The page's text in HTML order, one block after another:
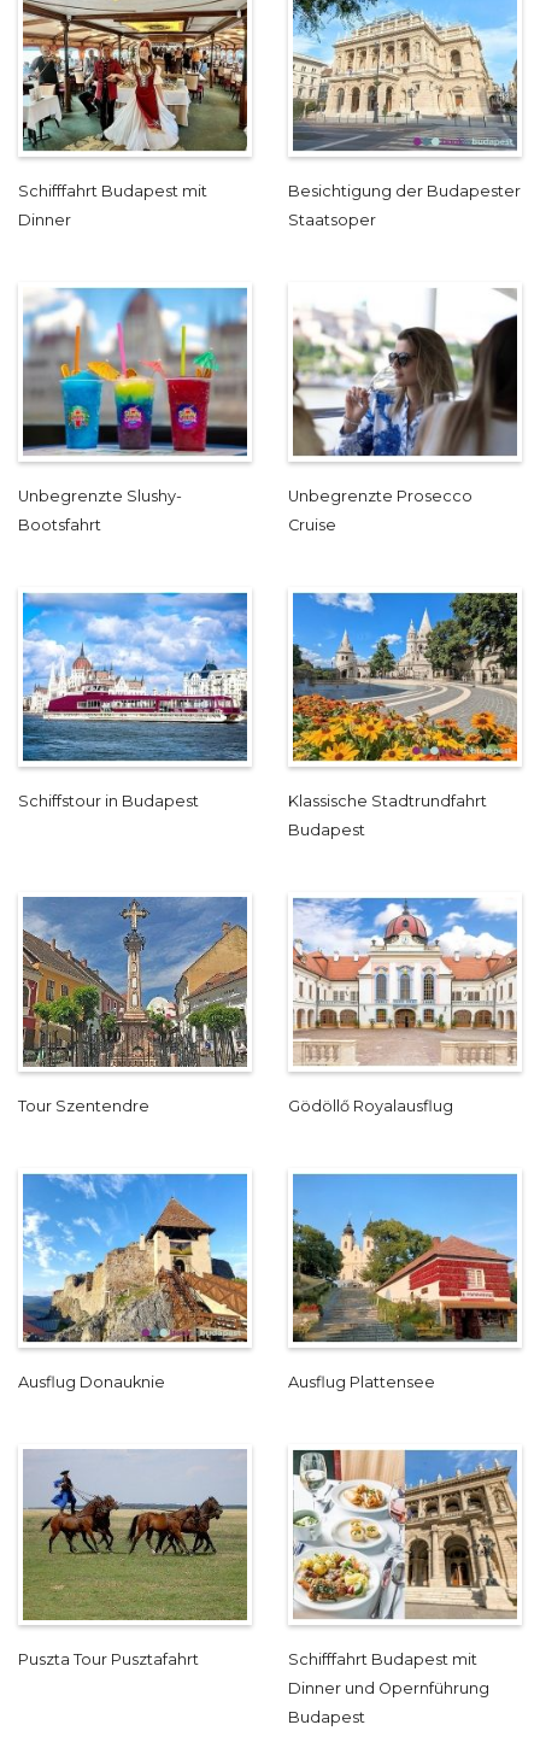
Schifffahrt Budapest mit
Dinner
Besichtigung der Budapester
Staatsoper
Unbegrenzte Slushy-
Bootsfahrt
Unbegrenzte Prosecco
Cruise
Schiffstour in Budapest
Klassische Stadtrundfahrt
Budapest
Tour Szentendre Gödöllő Royalausflug
Ausflug Donauknie Ausflug Plattensee
Puszta Tour Pusztafahrt
Schifffahrt Budapest mit
Dinner und Opernführung
Budapest